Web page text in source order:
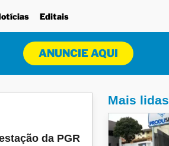
Editais
ANUNCIE AQUI
da PGR
Mais lidas